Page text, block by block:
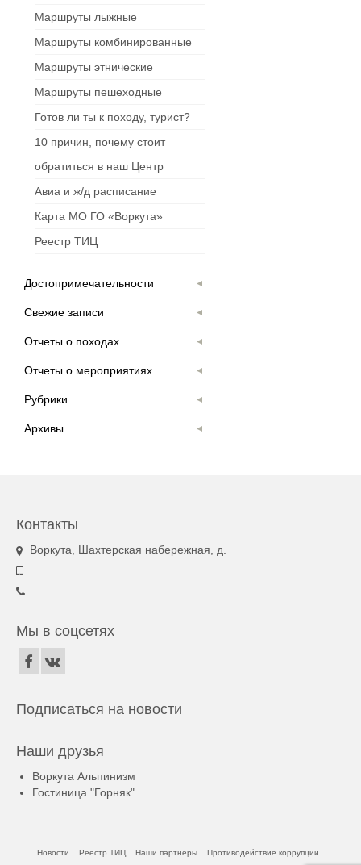
Маршруты лыжные
Маршруты комбинированные
Маршруты этнические
Маршруты пешеходные
Готов ли ты к походу, турист?
10 причин, почему стоит
обратиться в наш Центр
Авиа и ж/д расписание
Карта МО ГО «Воркута»
Реестр ТИЦ
Достопримечательности
Свежие записи
Отчеты о походах
Отчеты о мероприятиях
Рубрики
Архивы
Контакты
Воркута, Шахтерская набережная, д.
Мы в соцсетях
Подписаться на новости
Наши друзья
Воркута Альпинизм
Гостиница "Горняк"
Новости Реестр ТИЦ Наши партнеры Противодействие коррупции